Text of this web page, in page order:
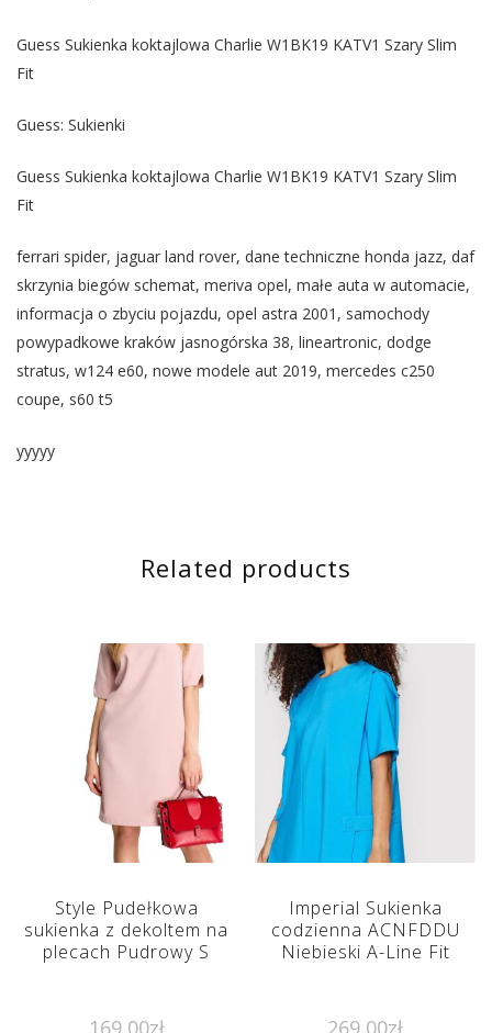
Guess Sukienka koktajlowa Charlie W1BK19 KATV1 Szary Slim
Fit
Guess: Sukienki
Guess Sukienka koktajlowa Charlie W1BK19 KATV1 Szary Slim
Fit
ferrari spider, jaguar land rover, dane techniczne honda jazz, daf
skrzynia biegów schemat, meriva opel, małe auta w automacie,
informacja o zbyciu pojazdu, opel astra 2001, samochody
powypadkowe kraków jasnogórska 38, lineartronic, dodge
stratus, w124 e60, nowe modele aut 2019, mercedes c250
coupe, s60 t5
yyyyy
Related products
Style Pudełkowa
sukienka z dekoltem na
plecach Pudrowy S
169,00zł
Imperial Sukienka
codzienna ACNFDDU
Niebieski A-Line Fit
269,00zł